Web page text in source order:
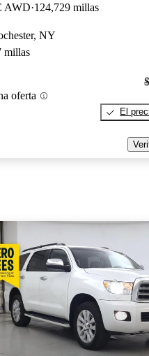
AWD 124,729 millas
NY
millas
oferta
El
Aviso